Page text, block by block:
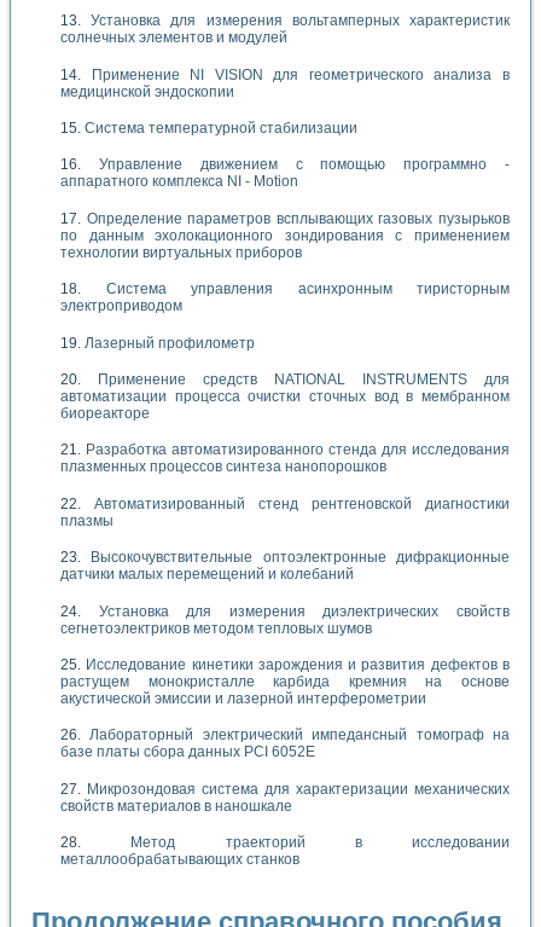
Установка для измерения вольтамперных характеристик
солнечных элементов и модулей
Применение NI VISION для геометрического анализа в
медицинской эндоскопии
Система температурной стабилизации
Управление движением с помощью программно -
аппаратного комплекса NI - Motion
Определение параметров всплывающих газовых пузырьков
по данным эхолокационного зондирования с применением
технологии виртуальных приборов
Система управления асинхронным тиристорным
электроприводом
Лазерный профилометр
Применение средств NATIONAL INSTRUMENTS для
автоматизации процесса очистки сточных вод в мембранном
биореакторе
Разработка автоматизированного стенда для исследования
плазменных процессов синтеза нанопорошков
Автоматизированный стенд рентгеновской диагностики
плазмы
Высокочувствительные оптоэлектронные дифракционные
датчики малых перемещений и колебаний
Установка для измерения диэлектрических свойств
сегнетоэлектриков методом тепловых шумов
Исследование кинетики зарождения и развития дефектов в
растущем монокристалле карбида кремния на основе
акустической эмиссии и лазерной интерферометрии
Лабораторный электрический импедансный томограф на
базе платы сбора данных PCI 6052E
Микрозондовая система для характеризации механических
свойств материалов в наношкале
Метод траекторий в исследовании
металлообрабатывающих станков